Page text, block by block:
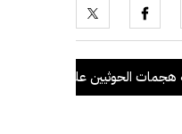
على السعودية والسفن